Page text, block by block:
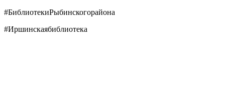
#БиблиотекиРыбинскогорайона
#Иршинскаябиблиотека